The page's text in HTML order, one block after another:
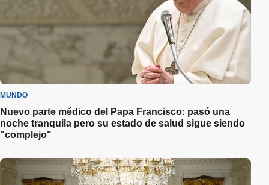
MUNDO
Nuevo parte médico del Papa Francisco: pasó una
noche tranquila pero su estado de salud sigue siendo
"complejo"